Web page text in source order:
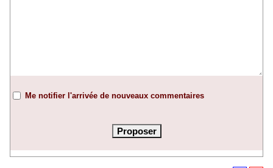
Me notifier l'arrivée de nouveaux commentaires